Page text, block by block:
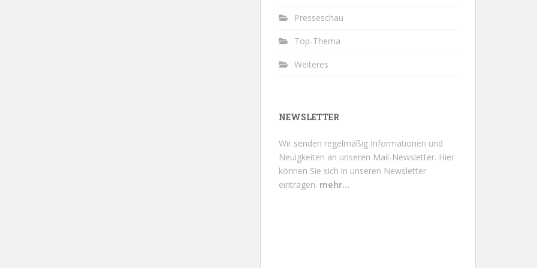
Presseschau
Top-Thema
Weiteres
NEWSLETTER
Wir senden regelmäßig Informationen und
Neuigkeiten an unseren Mail-Newsletter. Hier
können Sie sich in unseren Newsletter
eintragen. mehr...